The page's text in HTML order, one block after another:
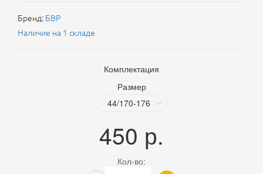
Бренд: БВР
Наличие на 1 складе
Комплектация
Размер
450 р.
Кол-во: